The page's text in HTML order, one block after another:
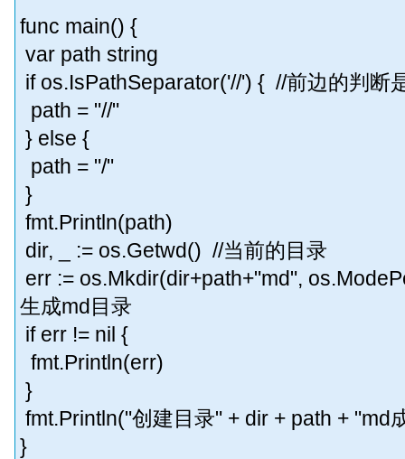
func main() {
var path string
if os.IsPathSeparator('//') { //前边的判断
path = "//"
} else {
path = "/"
}
fmt.Println(path)
dir, _ := os.Getwd() //当前的目录
err := os.Mkdir(dir+path+"md",
生成md目录
if err != nil {
fmt.Println(err)
}
fmt.Println("创建目录" + dir + path + "md
}